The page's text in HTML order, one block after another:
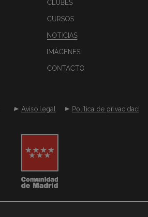
CLUBES
CURSOS
NOTICIAS
IMÁGENES
CONTACTO
Aviso legal Política de privacidad